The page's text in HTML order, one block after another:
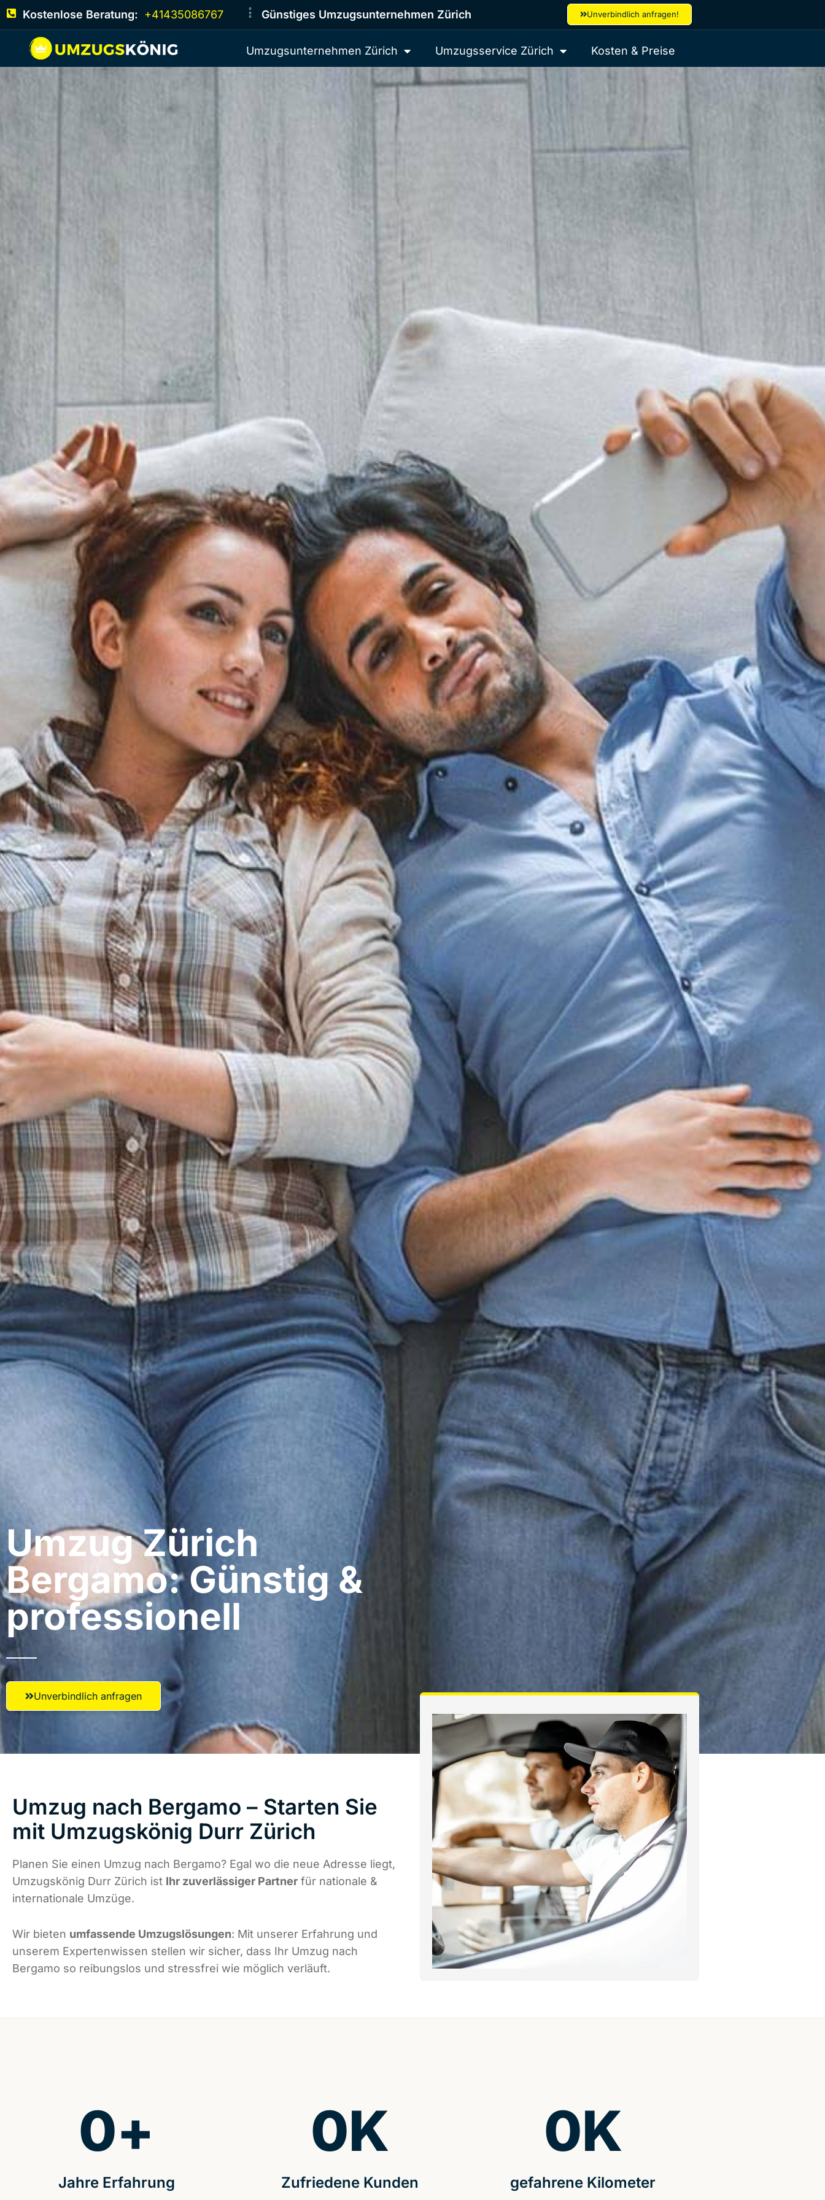
Kostenlose Beratung: +41435086767 Günstiges Umzugsunternehmen Zürich Unverbindlich anfragen!
Umzugsunternehmen Zürich Umzugsservice Zürich Kosten & Preise
Umzug Zürich​
Bergamo: Günstig &
professionell​
Unverbindlich anfragen
Umzug nach Bergamo – Starten Sie
mit Umzugskönig Durr Zürich
Planen Sie einen Umzug nach Bergamo? Egal wo die neue Adresse liegt,
Umzugskönig Durr Zürich ist Ihr zuverlässiger Partner für nationale &
internationale Umzüge.
Wir bieten umfassende Umzugslösungen: Mit unserer Erfahrung und
unserem Expertenwissen stellen wir sicher, dass Ihr Umzug nach
Bergamo so reibungslos und stressfrei wie möglich verläuft.
Jahre Erfahrung
0+
Zufriedene Kunden
0K
gefahrene Kilometer
0K